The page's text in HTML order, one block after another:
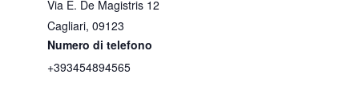
Via E. De Magistris 12
Cagliari, 09123
Numero di telefono
+393454894565